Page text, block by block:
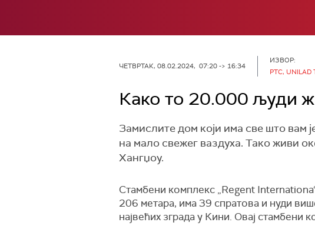
ЧЕТВРТАК, 08.02.2024, 07:20 -> 16:34
ИЗВОР:
РТС, UNILAD
Како то 20.000 људи
Замислите дом који има све што вам
на мало свежег ваздуха. Тако живи
Хангџоу.
Стамбени комплекс „Regent
206 метара, има 39 спратова и нуди
највећих зграда у Кини. Овај